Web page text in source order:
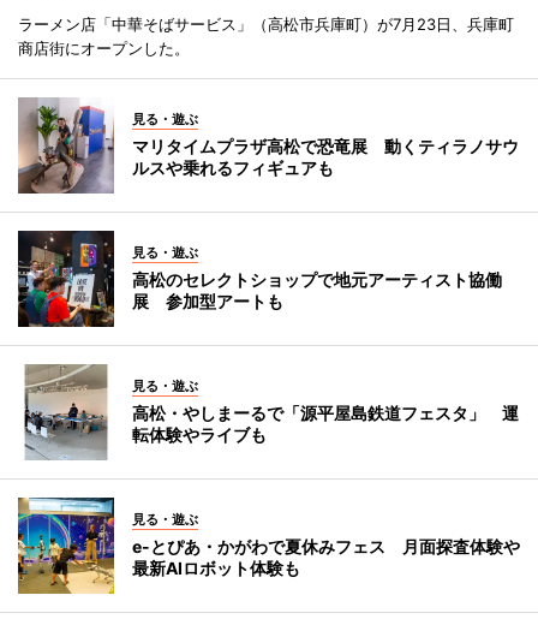
ラーメン店「中華そばサービス」（高松市兵庫町）が7月23日、兵庫町
商店街にオープンした。
見る・遊ぶ
マリタイムプラザ高松で恐竜展 動くティラノサウ
ルスや乗れるフィギュアも
見る・遊ぶ
高松のセレクトショップで地元アーティスト協働
展 参加型アートも
見る・遊ぶ
高松・やしまーるで「源平屋島鉄道フェスタ」 運
転体験やライブも
見る・遊ぶ
e-とぴあ・かがわで夏休みフェス 月面探査体験や
最新AIロボット体験も